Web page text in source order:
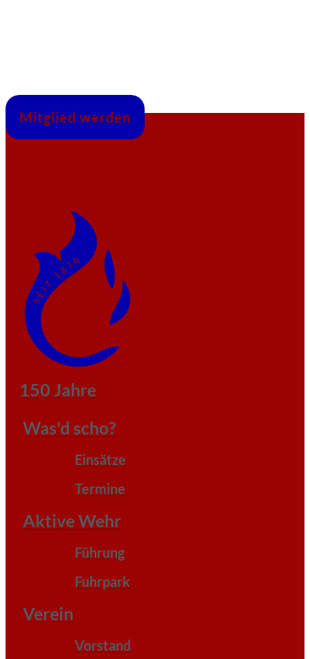
Mitglied werden
150 Jahre
Was'd scho?
Einsätze
Termine
Aktive Wehr
Führung
Fuhrpark
Verein
Vorstand